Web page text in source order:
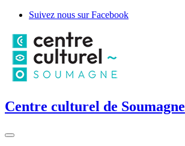
Suivez nous sur Facebook
Centre culturel de Soumagne